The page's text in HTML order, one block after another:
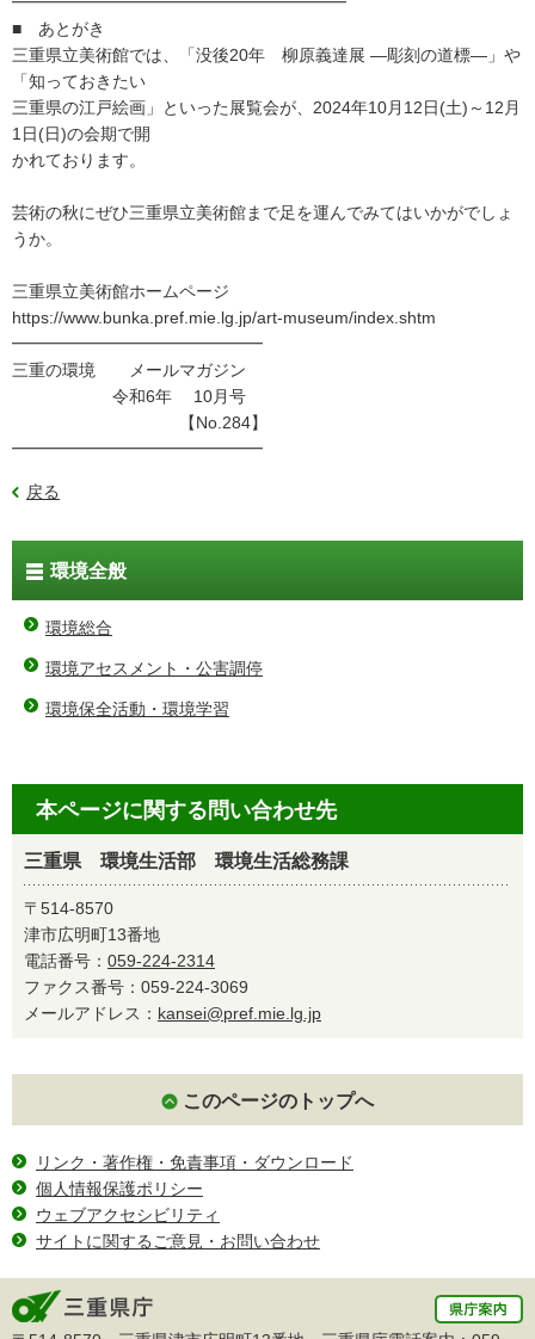
■ あとがき
三重県立美術館では、「没後20年 柳原義達展 ―彫刻の道標―」や
「知っておきたい
三重県の江戸絵画」といった展覧会が、2024年10月12日(土)～12月
1日(日)の会期で開
かれております。
芸術の秋にぜひ三重県立美術館まで足を運んでみてはいかがでしょ
うか。
三重県立美術館ホームページ
https://www.bunka.pref.mie.lg.jp/art-museum/index.shtm
━━━━━━━━━━━━━━━
三重の環境 メールマガジン
令和6年 10月号
【No.284】
━━━━━━━━━━━━━━━
戻る
環境全般
環境総合
環境アセスメント・公害調停
環境保全活動・環境学習
本ページに関する問い合わせ先
三重県 環境生活部 環境生活総務課
〒514-8570
津市広明町13番地
電話番号： 059-224-2314
ファクス番号：059-224-3069
メールアドレス： kansei@pref.mie.lg.jp
このページのトップへ
リンク・著作権・免責事項・ダウンロード
個人情報保護ポリシー
ウェブアクセシビリティ
サイトに関するご意見・お問い合わせ